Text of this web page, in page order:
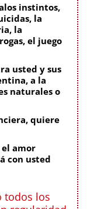
instintos,
la
la
el juego
usted y sus
a la
naturales o
quiere
el amor
con usted
todos los